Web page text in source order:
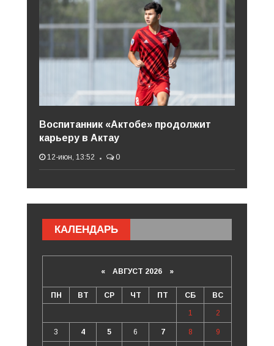
Воспитанник «Актобе» продолжит
карьеру в Актау
12-июн, 13:52 0
КАЛЕНДАРЬ
«АВГУСТ 2026 »
ПН ВТ СР ЧТ ПТ СБ ВС
1 2
3 4 5 6 7 8 9